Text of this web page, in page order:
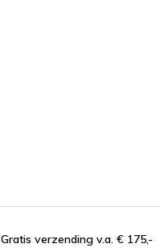
Gratis verzending v.a. € 175,-